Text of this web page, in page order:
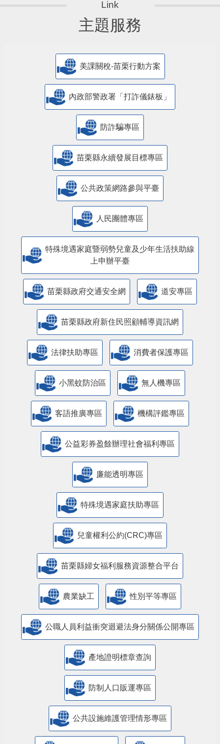
主題服務
美課關稅-苗栗行動方案
內政部警政署「打詐儀錶板」
防詐騙專區
苗栗縣永續發展目標專區
公共政策網路參與平臺
人民團體專區
特殊境遇家庭暨弱勢兒童及少年生活扶助線
上申辦平臺
苗栗縣政府交通安全網 道安專區
苗栗縣政府新住民照顧輔導資訊網
法律扶助專區 消費者保護專區
小黑蚊防治區 無人機專區
客語推廣專區 機構評鑑專區
公益彩券盈餘辦理社會福利專區
廉能透明專區
特殊境遇家庭扶助專區
兒童權利公約(CRC)專區
苗栗縣婦女福利服務資源整合平台
農業缺工 性別平等專區
公職人員利益衝突迴避法身分關係公開專區
產地證明標章查詢
防制人口販運專區
​公共設施維護管理情形專區